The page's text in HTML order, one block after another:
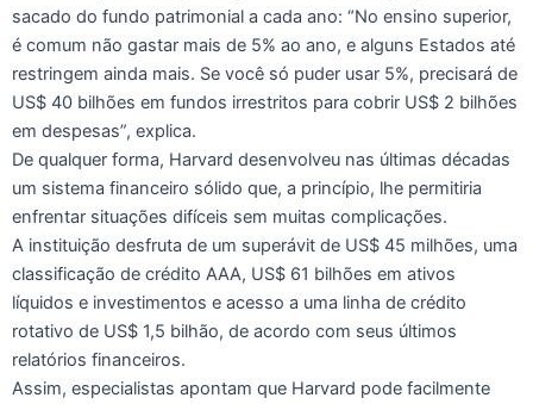
sacado do fundo patrimonial a cada ano: “No ensino superior,
é comum não gastar mais de 5% ao ano, e alguns Estados até
restringem ainda mais. Se você só puder usar 5%, precisará de
US$ 40 bilhões em fundos irrestritos para cobrir US$ 2 bilhões
em despesas”, explica.
De qualquer forma, Harvard desenvolveu nas últimas décadas
um sistema financeiro sólido que, a princípio, lhe permitiria
enfrentar situações difíceis sem muitas complicações.
A instituição desfruta de um superávit de US$ 45 milhões, uma
classificação de crédito AAA, US$ 61 bilhões em ativos
líquidos e investimentos e acesso a uma linha de crédito
rotativo de US$ 1,5 bilhão, de acordo com seus últimos
relatórios financeiros.
Assim, especialistas apontam que Harvard pode facilmente